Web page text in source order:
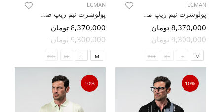
LCMAN
پولوشرت نیم زیپ مشکی طرح دار
8,370,000 تومان
9,300,000 تومان
M
L
XL
2XL
LCMAN
پولوشرت نیم زیپ صورتی طرح دار 26
8,370,000 تومان
9,300,000 تومان
M
L
XL
2XL
10%
10%